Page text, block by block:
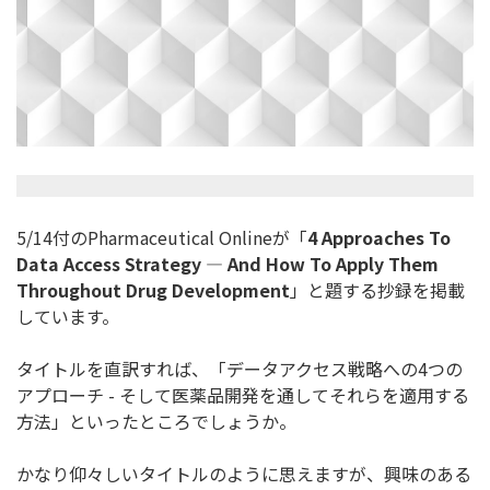
5/14付のPharmaceutical Onlineが「4 Approaches To
Data Access Strategy — And How To Apply Them
Throughout Drug Development」と題する抄録を掲載
しています。
タイトルを直訳すれば、「データアクセス戦略への4つの
アプローチ - そして医薬品開発を通してそれらを適用する
方法」 といったところでしょうか。
かなり仰々しいタイトルのように思えますが、興味のある